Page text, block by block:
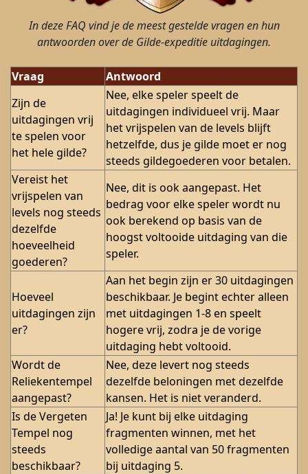
In deze FAQ vind je de meest gestelde vragen en hun
antwoorden over de Gilde-expeditie uitdagingen.
Vraag
Antwoord
Zijn de
uitdagingen vrij
te spelen voor
het hele gilde?
Nee, elke speler speelt de
uitdagingen individueel vrij. Maar
het vrijspelen van de levels blijft
hetzelfde, dus je gilde moet er nog
steeds gildegoederen voor betalen.
Vereist het
vrijspelen van
levels nog steeds
dezelfde
hoeveelheid
goederen?
Nee, dit is ook aangepast. Het
bedrag voor elke speler wordt nu
ook berekend op basis van de
hoogst voltooide uitdaging van die
speler.
Hoeveel
uitdagingen zijn
er?
Aan het begin zijn er 30 uitdagingen
beschikbaar. Je begint echter alleen
met uitdagingen 1-8 en speelt
hogere vrij, zodra je de vorige
uitdaging hebt voltooid.
Wordt de
Reliekentempel
aangepast?
Nee, deze levert nog steeds
dezelfde beloningen met dezelfde
kansen. Het is niet veranderd.
Is de Vergeten
Tempel nog
steeds
beschikbaar?
Ja! Je kunt bij elke uitdaging
fragmenten winnen, met het
volledige aantal van 50 fragmenten
bij uitdaging 5.